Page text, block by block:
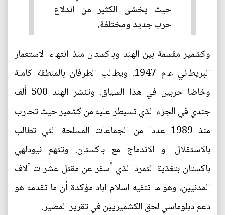
حيث يخشى الكثير من اندلاع
حرب جديد ومختلفة.
وكشمير مقسمة بين الهند وباكستان منذ انتهاء الاستعمار
البريطاني عام 1947. ويطالب الطرفان بالمنطقة كاملة
وخاضا حربين في هذا السياق. وتنشر الهند 500 ألف
جندي في الجزء الذي تسيطر عليه من كشمير حيث تحارب
منذ 1989 عددا من الجماعات المسلحة التي تطالب
بالاستقلال او الاندماج مع باكستان. وتتهم نيودلهي
باكستان بتغذية التمرد الذي أسفر عن مقتل عشرات آلاف
المدنيين، وهو ما تنفيه اسلام اباد مؤكدة أن ما تقدمه هو
دعم دبلوماسي لحق الكشميريين في تقرير المصير.